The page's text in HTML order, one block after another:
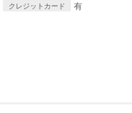
クレジットカード 有